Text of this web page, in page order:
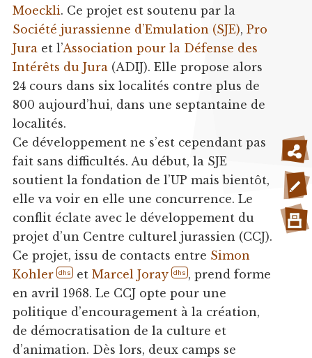
Moeckli. Ce projet est soutenu par la
Société jurassienne d’Emulation (SJE), Pro
Juraet l’Association pour la Défense des
Intérêts du Jura(ADIJ). Elle propose alors
24 cours dans six localités contre plus de
800 aujourd’hui, dans une septantaine de
localités.
Ce développement ne s’est cependant pas
fait sans difficultés. Au début, la SJE
soutient la fondation de l’UP mais bientôt,
elle va voir en elle une concurrence. Le
conflit éclate avec le développement du
projet d’un Centre culturel jurassien (CCJ).
Ce projet, issu de contacts entre Simon
Kohler
dhs et Marcel Joray dhs , prend forme
en avril 1968. Le CCJ opte pour une
politique d’encouragement à la création,
de démocratisation de la culture et
d’animation. Dès lors, deux camps se